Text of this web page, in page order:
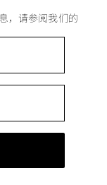
，请参阅我们的